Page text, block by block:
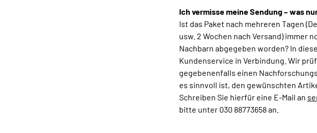
Ich vermisse meine Sendung – was
Ist das Paket nach mehreren Tagen
usw. 2 Wochen nach Versand) immer
Nachbarn abgegeben worden? In
Kundenservice in Verbindung. Wir
gegebenenfalls einen
es sinnvoll ist, den gewünschten
Schreiben Sie hierfür eine E-Mail an
bitte unter 030 88773658 an.